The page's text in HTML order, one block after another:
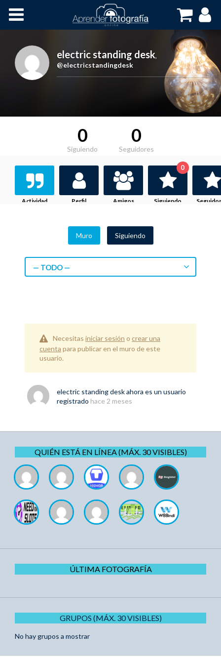
Cursos OnLine
electric standing desk,
@electricstandingdesk
0
Siguiendo
0
Seguidores
Actividad Perfil Amigos Siguiendo
0
Muro Siguiendo
— TODO —
Necesitas iniciar sesión o crear una
cuenta para publicar en el muro de este
usuario.
electric standing deskahora es un usuario
registrado hace 2 meses
QUIÉN ESTÁ EN LÍNEA (MÁX. 30 VISIBLES)
ÚLTIMA FOTOGRAFÍA
GRUPOS (MÁX. 30 VISIBLES)
No hay grupos a mostrar